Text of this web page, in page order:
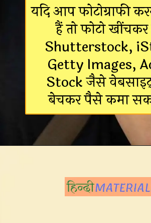
यदि आप फोटोग्राफी
हैं तो फोटो खींचकर
Shutterstock,
Getty Images,
Stock जैसे
बेचकर पैसे कमा